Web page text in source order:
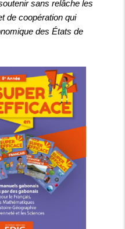
sans relâche les
de coopération qui
des États de